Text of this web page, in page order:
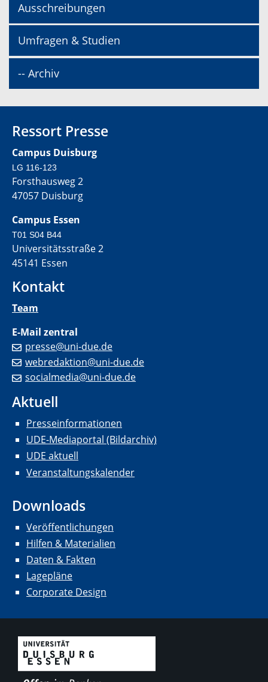
Ausschreibungen
Umfragen & Studien
-- Archiv
Ressort Presse
Campus Duisburg
LG 116-123
Forsthausweg 2
47057 Duisburg
Campus Essen
T01 S04 B44
Universitätsstraße 2
45141 Essen
Kontakt
Team
E-Mail zentral
presse@uni-due.de
webredaktion@uni-due.de
socialmedia@uni-due.de
Aktuell
Presseinformationen
UDE-Mediaportal (Bildarchiv)
UDE aktuell
Veranstaltungskalender
Downloads
Veröffentlichungen
Hilfen & Materialien
Daten & Fakten
Lagepläne
Corporate Design